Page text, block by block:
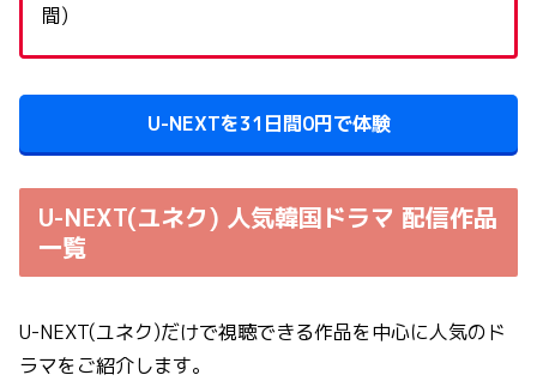
間)
U-NEXTを31日間0円で体験
U-NEXT(ユネク) 人気韓国ドラマ 配信作品
一覧
U-NEXT(ユネク)だけで視聴できる作品を中心に人気のド
ラマをご紹介します。